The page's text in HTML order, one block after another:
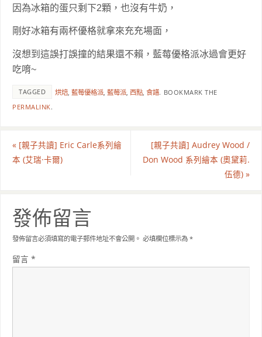
因為冰箱的蛋只剩下2顆，也沒有牛奶，
剛好冰箱有兩杯優格就拿來充充場面，
沒想到這誤打誤撞的結果還不賴， 藍莓優格派冰過會更好
吃唷~
TAGGED 烘焙,藍莓優格派,藍莓派,西點,食譜. BOOKMARK THE
PERMALINK.
« [親子共讀] Eric Carle系列繪
本 (艾瑞·卡爾)
[親子共讀] Audrey Wood /
Don Wood 系列繪本 (奧黛莉.
伍德) »
發佈留言
發佈留言必須填寫的電子郵件地址不會公開。 必填欄位標示為*
留言*